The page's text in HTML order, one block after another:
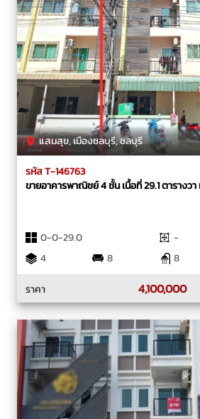
แสนสุข, เมืองชลบุรี, ชลบุรี
รหัส T-146763
ขายอาคารพาณิชย์ 4 ชั้น เนื้อที่ 29.1 ตาราง
0-0-29.0
-
4
8 8
ราคา
4,100,000